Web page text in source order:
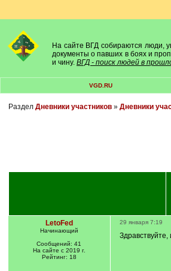
На сайте ВГД собираются люди,
документы о павших в боях и
и чину. ВГД - поиск людей в
VGD.RU
Раздел Дневники участников» Дневники
LetoFed
Начинающий
Сообщений: 41
На сайте с 2019 г.
Рейтинг: 18
29 января 7:19
Здравствуйте,